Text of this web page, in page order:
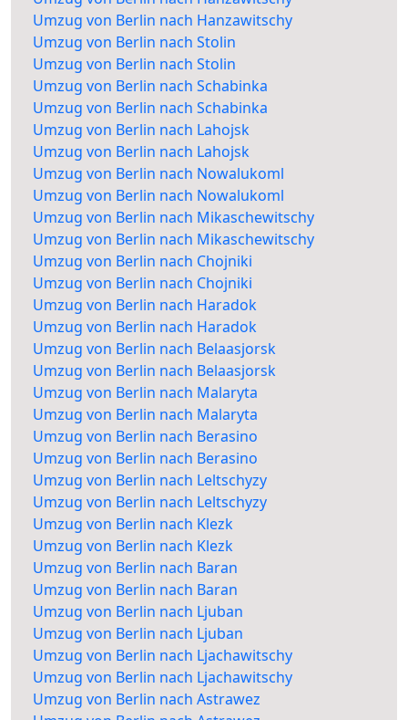
Umzug von Berlin nach Hanzawitschy
Umzug von Berlin nach Stolin
Umzug von Berlin nach Stolin
Umzug von Berlin nach Schabinka
Umzug von Berlin nach Schabinka
Umzug von Berlin nach Lahojsk
Umzug von Berlin nach Lahojsk
Umzug von Berlin nach Nowalukoml
Umzug von Berlin nach Nowalukoml
Umzug von Berlin nach Mikaschewitschy
Umzug von Berlin nach Mikaschewitschy
Umzug von Berlin nach Chojniki
Umzug von Berlin nach Chojniki
Umzug von Berlin nach Haradok
Umzug von Berlin nach Haradok
Umzug von Berlin nach Belaasjorsk
Umzug von Berlin nach Belaasjorsk
Umzug von Berlin nach Malaryta
Umzug von Berlin nach Malaryta
Umzug von Berlin nach Berasino
Umzug von Berlin nach Berasino
Umzug von Berlin nach Leltschyzy
Umzug von Berlin nach Leltschyzy
Umzug von Berlin nach Klezk
Umzug von Berlin nach Klezk
Umzug von Berlin nach Baran
Umzug von Berlin nach Baran
Umzug von Berlin nach Ljuban
Umzug von Berlin nach Ljuban
Umzug von Berlin nach Ljachawitschy
Umzug von Berlin nach Ljachawitschy
Umzug von Berlin nach Astrawez